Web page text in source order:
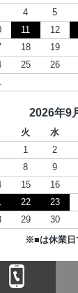
4 5
11 12
18 19
25 26
2026年9
火 水
1
2
8 9
15 16
22 23
29 30
※■は休業日
セツビコ